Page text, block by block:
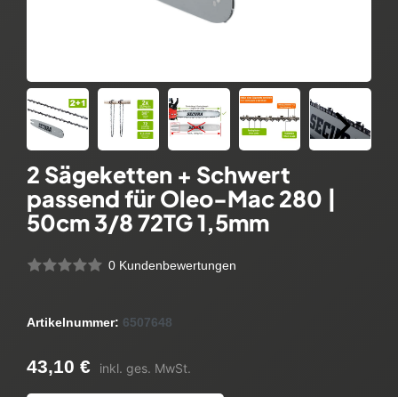
2 Sägeketten + Schwert
passend für Oleo-Mac 280 |
50cm 3/8 72TG 1,5mm
0 Kundenbewertungen
Artikelnummer: 6507648
43,10 € inkl. ges. MwSt.